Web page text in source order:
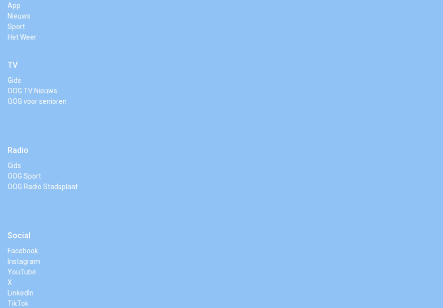
App
Nieuws
Sport
Het Weer
TV
Gids
OOG TV Nieuws
OOG voor senioren
Radio
Gids
OOG Sport
OOG Radio Stadsplaat
Social
Facebook
Instagram
YouTube
X
LinkedIn
TikTok